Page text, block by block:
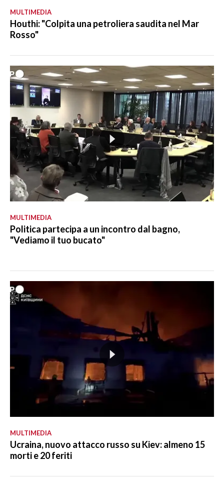
MULTIMEDIA
Houthi: "Colpita una petroliera saudita nel Mar
Rosso"
MULTIMEDIA
Politica partecipa a un incontro dal bagno,
"Vediamo il tuo bucato"
MULTIMEDIA
Ucraina, nuovo attacco russo su Kiev: almeno 15
morti e 20 feriti